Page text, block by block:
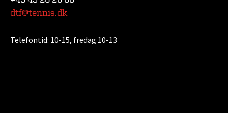
dtf@tennis.dk
Telefontid: 10-15, fredag 10-13